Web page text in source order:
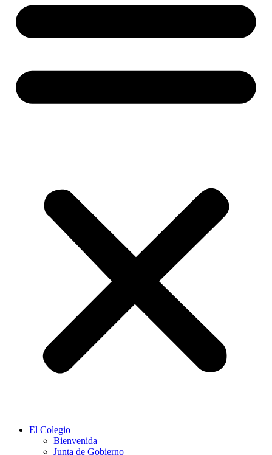
El Colegio
Bienvenida
Junta de Gobierno